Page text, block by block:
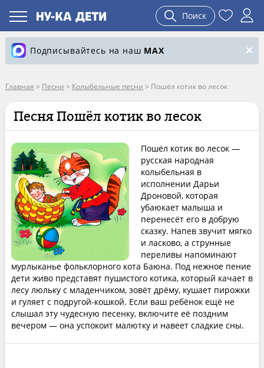
Поиск
Подписывайтесь на наш MAX
Главная > Песни > Колыбельные песни > Пошёл котик во лесок
Песня Пошёл котик во лесок
Пошёл котик во лесок —
русская народная
колыбельная в
исполнении Дарьи
Дроновой, которая
убаюкает малыша и
перенесёт его в добрую
сказку. Напев звучит мягко
и ласково, а струнные
переливы напоминают
мурлыканье фольклорного кота Баюна. Под нежное пение
дети живо представят пушистого котика, который качает в
лесу люльку с младенчиком, зовёт дрёму, кушает пирожки
и гуляет с подругой-кошкой. Если ваш ребёнок ещё не
слышал эту чудесную песенку, включите её поздним
вечером — она успокоит малютку и навеет сладкие сны.